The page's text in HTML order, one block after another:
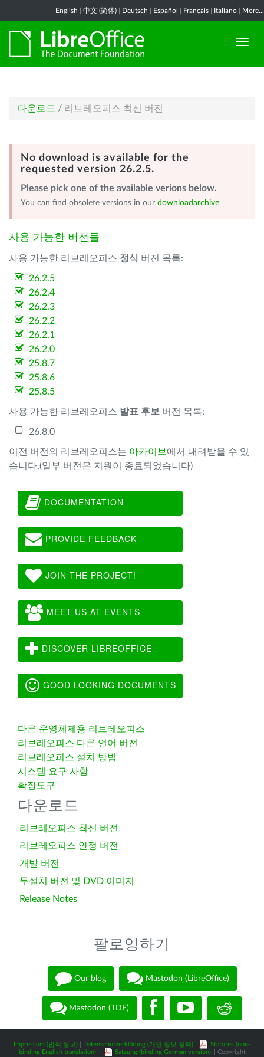
English 中文 (简体) Deutsch Español Français Italiano More...
다운로드 / 리브레오피스 최신 버전
No download is available for the
requested version 26.2.5.
Please pick one of the available verions below.
You can find obsolete versions in our downloadarchive
사용 가능한 버전들
사용 가능한 리브레오피스 정식 버전 목록:
26.2.5
26.2.4
26.2.3
26.2.2
26.2.1
26.2.0
25.8.7
25.8.6
25.8.5
사용 가능한 리브레오피스 발표 후보 버전 목록:
26.8.0
이전 버전의 리브레오피스는 아카이브 에서 내려받을 수 있
습니다.(일부 버전은 지원이 종료되었습니다)
DOCUMENTATION
PROVIDE FEEDBACK
JOIN THE PROJECT!
MEET US AT EVENTS
DISCOVER LIBREOFFICE
GOOD LOOKING DOCUMENTS
다른 운영체제용 리브레오피스
리브레오피스 다른 언어 버전
리브레오피스 설치 방법
시스템 요구 사항
확장도구
다운로드
리브레오피스 최신 버전
리브레오피스 안정 버전
개발 버전
무설치 버전 및 DVD 이미지
Release Notes
팔로잉하기
Our blog Mastodon (LibreOffice)
Mastodon (TDF)
Impressum (법적 정보) Datenschutzerklärung (개인 정보 정책)
Statutes (non-
binding English translation) - Satzung (binding German version)
| Copyright